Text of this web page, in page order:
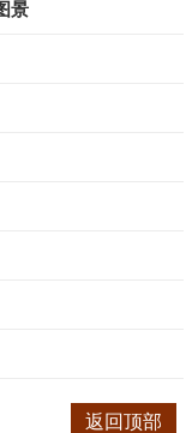
景
返回顶部